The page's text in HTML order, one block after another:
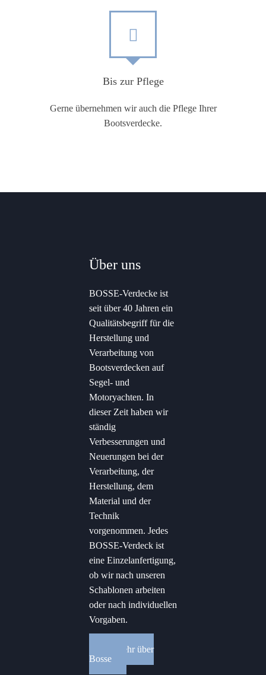
Bis zur Pflege
Gerne übernehmen wir auch die Pflege Ihrer
Bootsverdecke.
Über uns
BOSSE-Verdecke ist
seit über 40 Jahren ein
Qualitätsbegriff für die
Herstellung und
Verarbeitung von
Bootsverdecken auf
Segel- und
Motoryachten. In
dieser Zeit haben wir
ständig
Verbesserungen und
Neuerungen bei der
Verarbeitung, der
Herstellung, dem
Material und der
Technik
vorgenommen. Jedes
BOSSE-Verdeck ist
eine Einzelanfertigung,
ob wir nach unseren
Schablonen arbeiten
oder nach individuellen
Vorgaben.
mehr über
Bosse